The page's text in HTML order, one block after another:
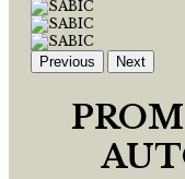
Previous Next